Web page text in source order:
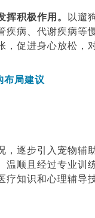
积极作用。 以遛
疾病、代谢疾病
，促进身心放松
布局建议
，逐步引入宠物辅
温顺且经过专业训
疗知识和心理辅